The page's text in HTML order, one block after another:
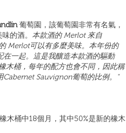
葡萄園，該葡萄園非常有名氣，
的酒。 本款酒的 Merlot 來自
Merlot可以有多麼美味。本年份的
一起。這是我釀造本款酒的驅動
木桶，每年的配方也會不同，因此稱
Cabernet Sauvignon葡萄的比例。"
木桶中18個月，其中50%是新的橡木